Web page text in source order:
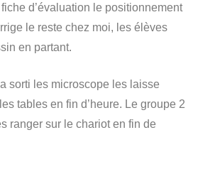
d’évaluation le positionnement
le reste chez moi, les élèves
en partant.
sorti les microscope les laisse
tables en fin d’heure. Le groupe 2
ranger sur le chariot en fin de